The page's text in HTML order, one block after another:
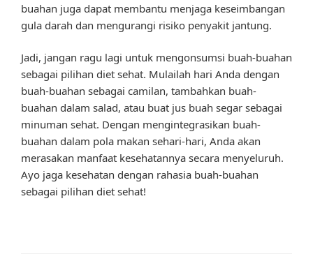
buahan juga dapat membantu menjaga keseimbangan
gula darah dan mengurangi risiko penyakit jantung.
Jadi, jangan ragu lagi untuk mengonsumsi buah-buahan
sebagai pilihan diet sehat. Mulailah hari Anda dengan
buah-buahan sebagai camilan, tambahkan buah-
buahan dalam salad, atau buat jus buah segar sebagai
minuman sehat. Dengan mengintegrasikan buah-
buahan dalam pola makan sehari-hari, Anda akan
merasakan manfaat kesehatannya secara menyeluruh.
Ayo jaga kesehatan dengan rahasia buah-buahan
sebagai pilihan diet sehat!